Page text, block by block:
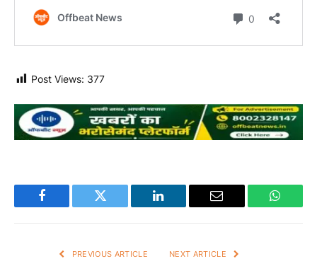
Post Views: 377
Facebook Twitter LinkedIn Email
PREVIOUS ARTICLE NEXT ARTICLE